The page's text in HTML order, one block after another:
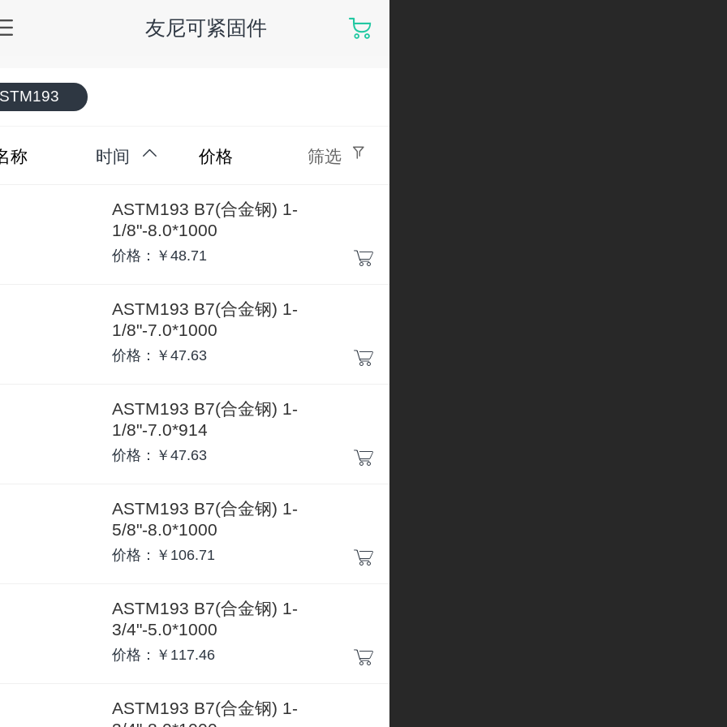
友尼可紧固件
称 时间 价格 筛选
ASTM193 B7(合金钢) 1-
1/8"-8.0*1000
价格：￥48.71
ASTM193 B7(合金钢) 1-
1/8"-7.0*1000
价格：￥47.63
ASTM193 B7(合金钢) 1-
1/8"-7.0*914
价格：￥47.63
ASTM193 B7(合金钢) 1-
5/8"-8.0*1000
价格：￥106.71
ASTM193 B7(合金钢) 1-
3/4"-5.0*1000
价格：￥117.46
ASTM193 B7(合金钢) 1-